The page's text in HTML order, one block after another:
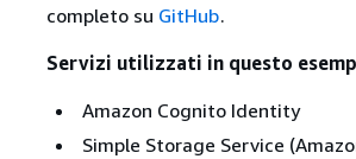
completo su GitHub.
Servizi utilizzati in questo
Amazon Cognito Identity
Simple Storage Service